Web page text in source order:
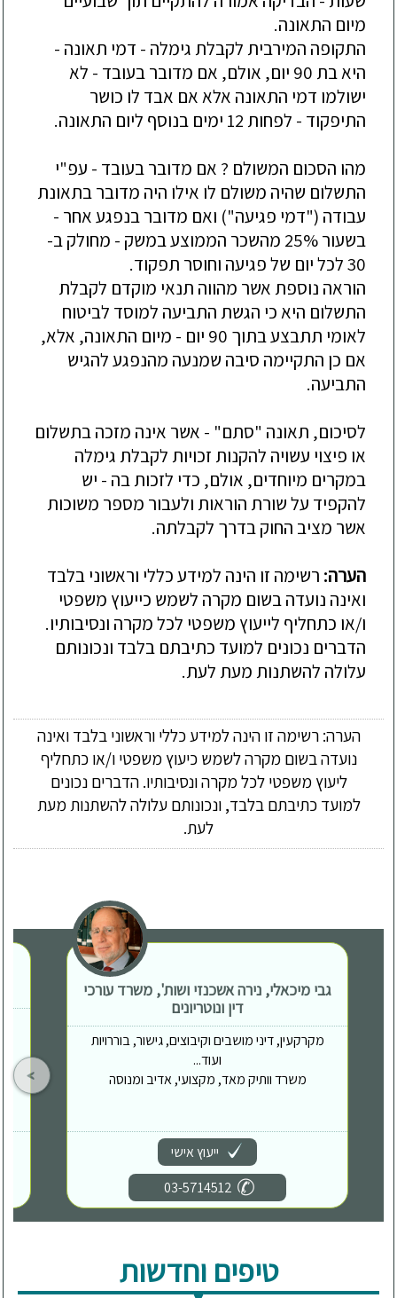
מיום התאונה.
התקופה המירבית לקבלת גימלה - דמי תאונה -
היא בת 90 יום, אולם, אם מדובר בעובד - לא
ישולמו דמי התאונה אלא אם אבד לו כושר
התיפקוד - לפחות 12 ימים בנוסף ליום התאונה.
מהו הסכום המשולם ? אם מדובר בעובד - עפ"י
התשלום שהיה משולם לו אילו היה מדובר בתאונת
עבודה ("דמי פגיעה") ואם מדובר בנפגע אחר -
בשעור 25% מהשכר הממוצע במשק - מחולק ב-
30 לכל יום של פגיעה וחוסר תפקוד.
הוראה נוספת אשר מהווה תנאי מוקדם לקבלת
התשלום היא כי הגשת התביעה למוסד לביטוח
לאומי תתבצע בתוך 90 יום - מיום התאונה, אלא,
אם כן התקיימה סיבה שמנעה מהנפגע להגיש
התביעה.
לסיכום, תאונה "סתם" - אשר אינה מזכה בתשלום
או פיצוי עשויה להקנות זכויות לקבלת גימלה
במקרים מיוחדים, אולם, כדי לזכות בה - יש
להקפיד על שורת הוראות ולעבור מספר משוכות
אשר מציב החוק בדרך לקבלתה.
הערה: רשימה זו הינה למידע כללי וראשוני בלבד
ואינה נועדה בשום מקרה לשמש כייעוץ משפטי
ו/או כתחליף לייעוץ משפטי לכל מקרה ונסיבותיו.
הדברים נכונים למועד כתיבתם בלבד ונכונותם
עלולה להשתנות מעת לעת.
הערה: רשימה זו הינה למידע כללי וראשוני בלבד ואינה
נועדה בשום מקרה לשמש כיעוץ משפטי ו/או כתחליף
ליעוץ משפטי לכל מקרה ונסיבותיו. הדברים נכונים
למועד כתיבתם בלבד, ונכונותם עלולה להשתנות מעת
לעת.
גבי מיכאלי, נירה אשכנזי ושות', משרד עורכי
דין ונוטריונים
מקרקעין, דיני מושבים וקיבוצים, גישור, בוררויות
ועוד...
משרד וותיק מאד, מקצועי, אדיב ומנוסה
ייעוץ אישי
03-5714512
טיפים וחדשות